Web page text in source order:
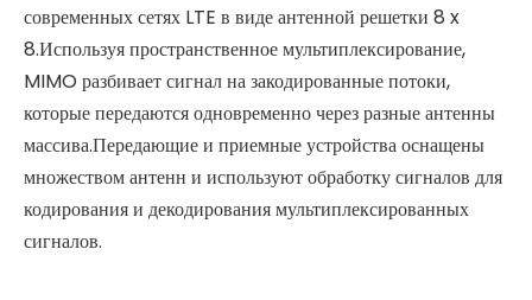
современных сетях LTE в виде антенной решетки 8 x
8.Используя пространственное мультиплексирование,
MIMO разбивает сигнал на закодированные потоки,
которые передаются одновременно через разные антенны
массива.Передающие и приемные устройства оснащены
множеством антенн и используют обработку сигналов для
кодирования и декодирования мультиплексированных
сигналов.